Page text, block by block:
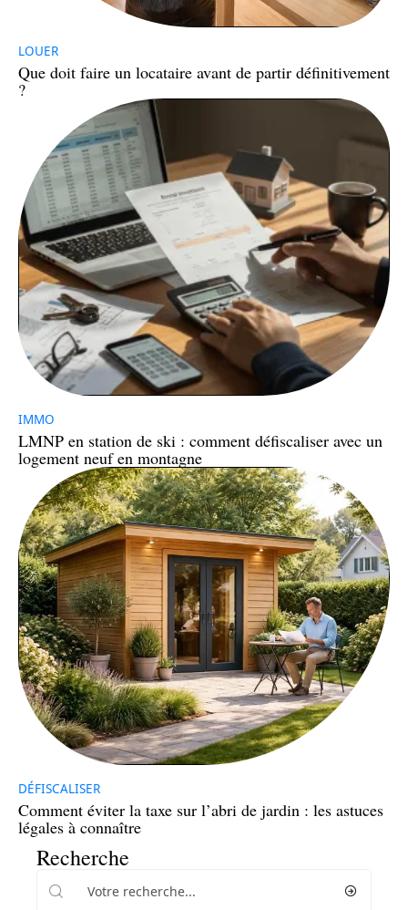
LOUER
Que doit faire un locataire avant de partir définitivement
?
IMMO
LMNP en station de ski : comment défiscaliser avec un
logement neuf en montagne
DÉFISCALISER
Comment éviter la taxe sur l’abri de jardin : les astuces
légales à connaître
Recherche